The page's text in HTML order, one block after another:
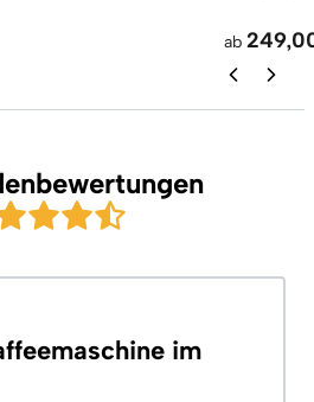
ab
im